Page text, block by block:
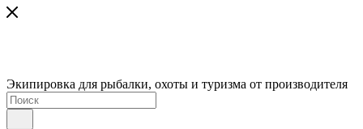
Экипировка для рыбалки, охоты и туризма от производителя